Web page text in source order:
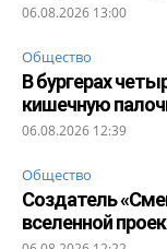
06.08.2026 13:00
Общество
В бургерах
кишечную
06.08.2026 12:39
Общество
Создатель
вселенной